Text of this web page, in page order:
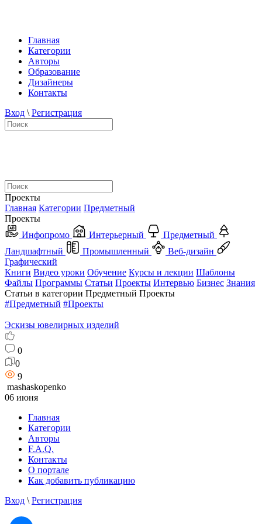
Главная
Категории
Авторы
Образование
Дизайнеры
Контакты
Вход \ Регистрация
Проекты
Главная Категории Предметный
Проекты
Инфопромо
Интерьерный
Предметный
Ландшафтный
Промышленный
Веб-дизайн
Графический
Книги Видео уроки Обучение Курсы и лекции Шаблоны
Файлы Программы Статьи Проекты Интервью Бизнес Знания
Статьи в категории Предметный Проекты
#Предметный #Проекты
Эскизы ювелирных изделий
0
0
9
mashaskopenko
06 июня
Главная
Категории
Авторы
F.A.Q.
Контакты
О портале
Как добавить публикацию
Вход \ Регистрация